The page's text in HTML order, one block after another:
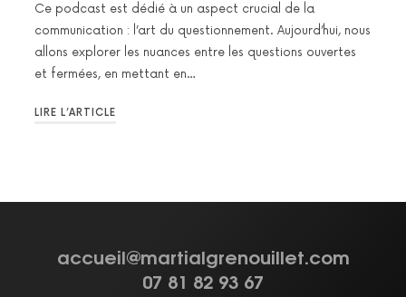
Ce podcast est dédié à un aspect crucial de la
communication : l’art du questionnement. Aujourd’hui, nous
allons explorer les nuances entre les questions ouvertes
et fermées, en mettant en…
LIRE L’ARTICLE
accueil@martialgrenouillet.com
07 81 82 93 67